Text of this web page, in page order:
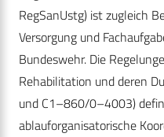
RegSanUstg) ist zugleich
Versorgung und
Bundeswehr. Die
Rehabilitation und deren
und C1–860/0–4003)
ablauforganisatorische